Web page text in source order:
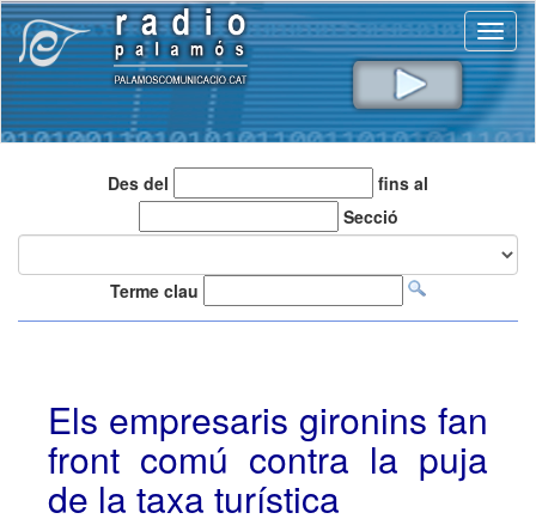
Des del
fins al
Secció
Terme clau
Els empresaris gironins fan
front comú contra la puja
de la taxa turística